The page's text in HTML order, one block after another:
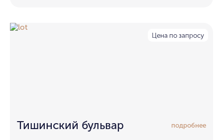
Цена по запросу
Тишинский бульвар подробнее